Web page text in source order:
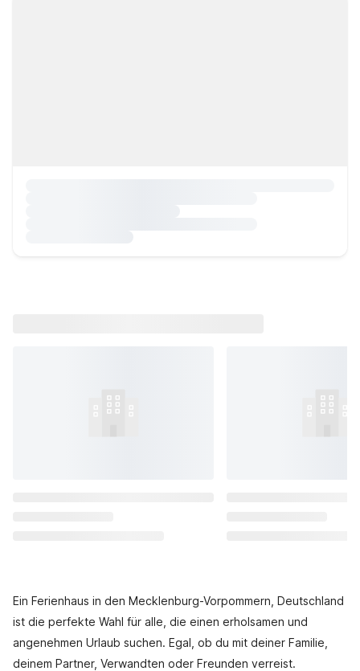
Ein Ferienhaus in den Mecklenburg-Vorpommern, Deutschland
ist die perfekte Wahl für alle, die einen erholsamen und
angenehmen Urlaub suchen. Egal, ob du mit deiner Familie,
deinem Partner, Verwandten oder Freunden verreist.